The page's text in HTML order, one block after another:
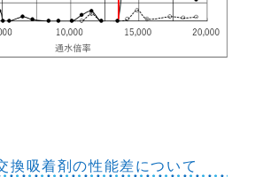
換吸着剤の性能差について